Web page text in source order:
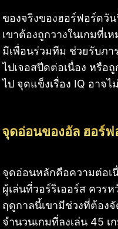
ของจริงของฮอร์ฟอร์ดวัน
เขาต้องถูกวางในเกมที่เ
มีเพื่อนร่วมทีม ช่วยรับภา
ไปเจอสปีดต่อเนื่อง หรือ
ไป จุดแข็งเรื่อง IQ อาจ
จุดอ่อนของอัล ฮอร์
จุดอ่อนหลักคือความต่อเ
ผู้เล่นที่วอร์ริเออร์ส ควร
ฤดูกาลนี้เขามีช่วงที่ต้อง
จำนวนเกมที่ลงเล่น 45 เ